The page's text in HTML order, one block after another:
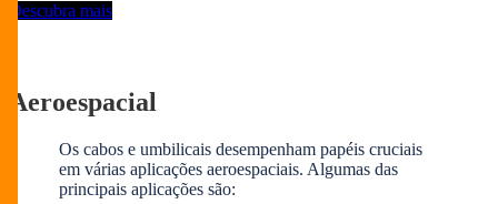
Descubra mais
Aeroespacial
Os cabos e umbilicais desempenham papéis cruciais
em várias aplicações aeroespaciais. Algumas das
principais aplicações são: